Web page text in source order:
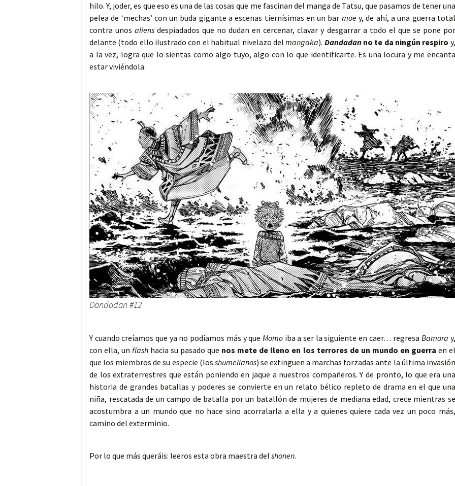
hilo. Y, joder, es que eso es una de las cosas que me fascinan del manga de Tatsu, que pasamos de tener una
pelea de ‘mechas’ con un buda gigante a escenas tiernísimas en un bar moey, de ahí, a una guerra total
contra unosaliens despiadados que no dudan en cercenar, clavar y desgarrar a todo el que se pone por
delante (todo ello ilustrado con el habitual nivelazo delmangaka). Dandadanno te da ningún respiro y,
a la vez, logra que lo sientas como algo tuyo, algo con lo que identificarte. Es una locura y me encanta
estar viviéndola.
Dandadan #12
Y cuando creíamos que ya no podíamos más y que Momoiba a ser la siguiente en caer… regresaBamora y,
con ella, unflash hacia su pasado que nos mete de lleno en los terrores de un mundo en guerra en el
que los miembros de su especie (los shumelianos) se extinguen a marchas forzadas ante la última invasión
de los extraterrestres que están poniendo en jaque a nuestros compañeros. Y de pronto, lo que era una
historia de grandes batallas y poderes se convierte en un relato bélico repleto de drama en el que una
niña, rescatada de un campo de batalla por un batallón de mujeres de mediana edad, crece mientras se
acostumbra a un mundo que no hace sino acorralarla a ella y a quienes quiere cada vez un poco más,
camino del exterminio.
Por lo que más queráis: leeros esta obra maestra del shonen.